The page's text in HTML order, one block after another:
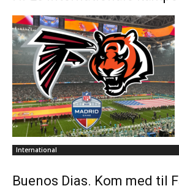
International
Buenos Dias. Kom med til